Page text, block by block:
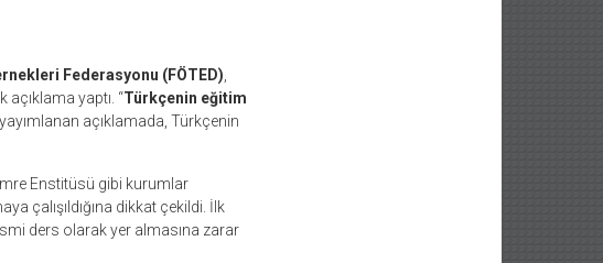
Federasyonu (FÖTED)
yaptı. “Türkçenin eğitim
yayımlanan açıklamada, Türkçenin
Enstitüsü gibi kurumlar
çalışıldığına dikkat çekildi. İlk
ders olarak yer almasına zarar